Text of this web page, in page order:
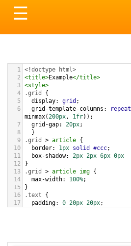
Toggle
navigation
☰
1 <!doctype html>
2
<title>Example</title>
3 <style>
4
.grid
5
display: grid ;
6
grid-template-columns : repeat
minmax(200px, 1fr));
7
grid-gap: 20px;
8
  }
9
.grid > article {
10
border: 1px solid #ccc;
11
box-shadow: 2px 2px 6px 0px
12
}
13
.grid > article img {
14
max-width: 100%;
15
}
16
.text {
17
padding: 0 20px 20px;
22
color: white;